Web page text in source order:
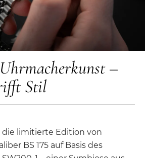
–
Stil
limitierte Edition von
BS 175 auf Basis des